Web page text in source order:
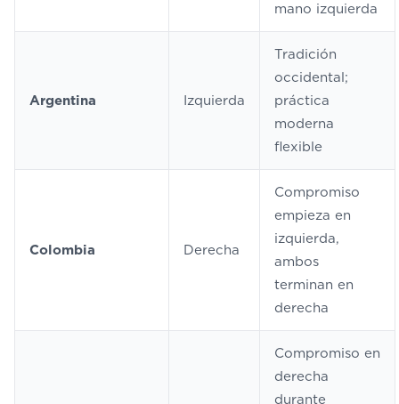
mano izquierda
Argentina Izquierda
Tradición
occidental;
práctica
moderna
flexible
Colombia Derecha
Compromiso
empieza en
izquierda,
ambos
terminan en
derecha
Compromiso en
derecha
durante